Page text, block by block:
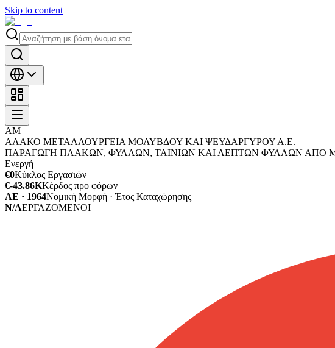
Skip to content
ΑΜ
ΑΛΑΚΟ ΜΕΤΑΛΛΟΥΡΓΕΙΑ ΜΟΛΥΒΔΟΥ KAI ΨΕΥΔΑΡΓΥΡΟΥ Α.Ε.
ΠΑΡΑΓΩΓΗ ΠΛΑΚΩΝ, ΦΥΛΛΩΝ, ΤΑΙΝΙΩΝ ΚΑΙ ΛΕΠΤΩΝ ΦΥΛΛΩΝ ΑΠΟ
Ενεργή
€0Κύκλος Εργασιών
€-43.86KΚέρδος προ φόρων
ΑΕ · 1964Νομική Μορφή · Έτος Καταχώρησης
N/AΕΡΓΑΖΟΜΕΝΟΙ